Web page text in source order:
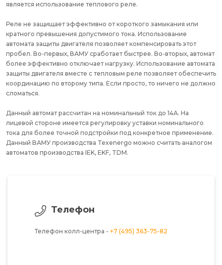
является использование теплового реле.
Реле не защищает эффективно от короткого замыкания или
кратного превышения допустимого тока. Использование
автомата защиты двигателя позволяет компенсировать этот
пробел. Во-первых, ВАМУ сработает быстрее. Во-вторых, автомат
более эффективно отключает нагрузку. Использование автомата
защиты двигателя вместе с тепловым реле позволяет обеспечить
координацию по второму типа. Если просто, то ничего не должно
сломаться.
Данный автомат рассчитан на номинальный ток до 14А. На
лицевой стороне имеется регулировку уставки номинального
тока для более точной подстройки под конкретное применение.
Данный ВАМУ производства Texenergo можно считать аналогом
автоматов производства IEK, EKF, TDM.
Телефон
Телефон колл-центра - +7 (495) 363-75-82